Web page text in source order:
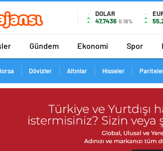
DOLAR
47,7436 0.18%
Gündem Ekonomi Spor
Dövizler Altınlar Hisseler